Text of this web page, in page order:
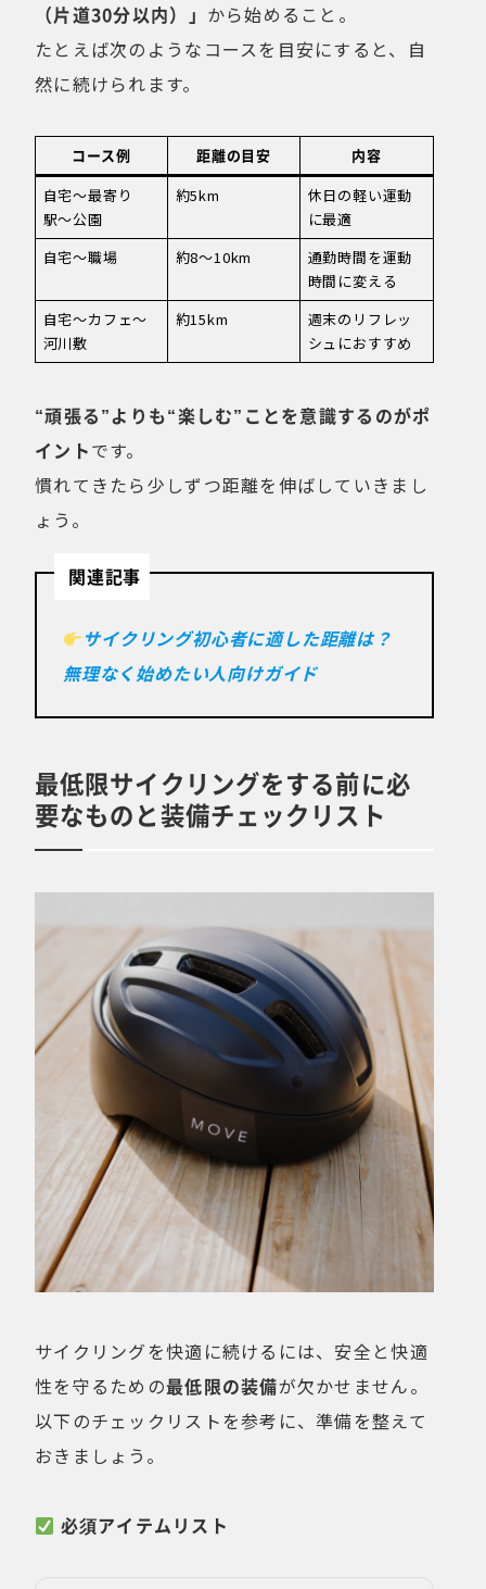
（片道30分以内）」 から始めること。
たとえば次のようなコースを目安にすると、自
然に続けられます。
コース例 距離の目安
内容
自宅〜最寄り
駅〜公園
約5km
休日の軽い運動
に最適
自宅〜職場
約8〜10km
通勤時間を運動
時間に変える
自宅〜カフェ〜
河川敷
約15km
週末のリフレッ
シュにおすすめ
“頑張る”よりも“楽しむ”ことを意識するのがポ
イントです。
慣れてきたら少しずつ距離を伸ばしていきまし
ょう。
関連記事
サイクリング初心者に適した距離は？
無理なく始めたい人向けガイド
最低限サイクリングをする前に必
要なものと装備チェックリスト
サイクリングを快適に続けるには、安全と快適
性を守るための最低限の装備が欠かせません。
以下のチェックリストを参考に、準備を整えて
おきましょう。
必須アイテムリスト